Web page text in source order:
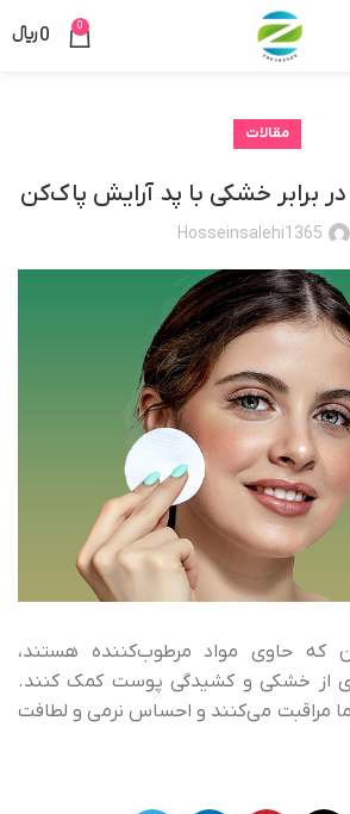
0
0﷼
مقالات
برابر خشکی با پد آرایش پاک‌کن
Hosseinsalehi1365
که حاوی مواد مرطوب‌کننده هستند،
از خشکی و کشیدگی پوست کمک کنند.
مراقبت می‌کنند و احساس نرمی و لطافت